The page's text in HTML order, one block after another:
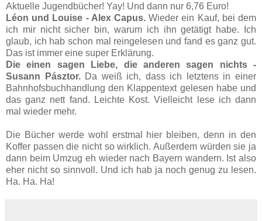
Aktuelle Jugendbücher! Yay! Und dann nur 6,76 Euro!
Léon und Louise - Alex Capus.Wieder ein Kauf, bei dem
ich mir nicht sicher bin, warum ich ihn getätigt habe. Ich
glaub, ich hab schon mal reingelesen und fand es ganz gut.
Das ist immer eine super Erklärung.
Die einen sagen Liebe, die anderen sagen nichts -
Susann Pásztor.Da weiß ich, dass ich letztens in einer
Bahnhofsbuchhandlung den Klappentext gelesen habe und
das ganz nett fand. Leichte Kost. Vielleicht lese ich dann
mal wieder mehr.
Die Bücher werde wohl erstmal hier bleiben, denn in den
Koffer passen die nicht so wirklich. Außerdem würden sie ja
dann beim Umzug eh wieder nach Bayern wandern. Ist also
eher nicht so sinnvoll. Und ich hab ja noch genug zu lesen.
Ha. Ha. Ha!